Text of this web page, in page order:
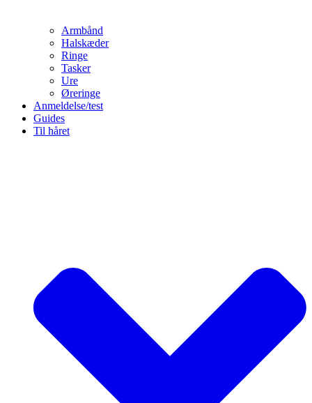
Armbånd
Halskæder
Ringe
Tasker
Ure
Øreringe
Anmeldelse/test
Guides
Til håret